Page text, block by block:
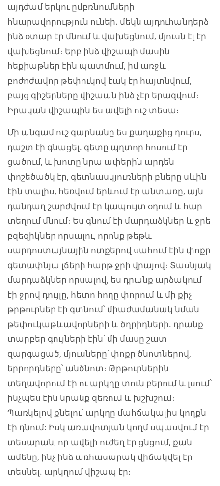
այդժամ երկու ըմբռնումների
հնարավորություն ունեի. մեկն այդուհանդերձ
ինձ օտար էր մնում և վախեցնում, մյուսն էլ էր
վախեցնում։ Երբ ինձ վիշապի մասին
հեքիաթներ էին պատմում, իմ առջև
բոժոժավոր թեփուկով էակ էր հայտնվում,
բայց գիշերները վիշապն ինձ չէր երազվում։
Իրական վիշապին ես ավելի ուշ տեսա։
Մի անգամ ուշ գարնանը ես քաղաքից դուրս,
դաշտ էի գնացել. գետը պղտոր հոսում էր
ցածում, և խոտը նրա ափերին արդեն
փոշեծածկ էր, գետնասկյուռների բները սևին
էին տալիս, հեռվում երևում էր անտառը, այն
դանդաղ շարժվում էր կապույտ օդում և հար
տեղում մնում։ Ես գնում էի մարդաձկներ և ջրե
բզեզիկներ որսալու, որոնք թեթև
սարդոստայնային ոտքերով սահում էին փոքր
գետափնյա լճերի հարթ ջրի վրայով։ Տասնյակ
մարդաձկներ որսալով, ես դրանք արձակում
էի ջրով դույլը, հետո հողը փորում և մի քիչ
թրթուրներ էի գտնում՝ միաժամանակ նման
թեփուկաթևավորների և ծղրիդների. դրանք
տարբեր գույների էին՝ մի մասը շատ
զարգացած, մյուսները՝ փոքր ծնոտներով,
երրորդները՝ անծնոտ։ Թրթուրներին
տեղավորում էի ու արկղը տուն բերում և լսում՝
ինչպես էին նրանք զեռում և խշխշում։
Պառկելով քնելու՝ արկղը մահճակալիս կողքն
էի դնում: Իսկ առավոտյան կողմ սպասվում էր
տեսարան, որ ավելի ուժեղ էր ցնցում, քան
ամենը, ինչ ինձ առհասարակ վիճակվել էր
տեսնել. արկղում վիշապ էր։